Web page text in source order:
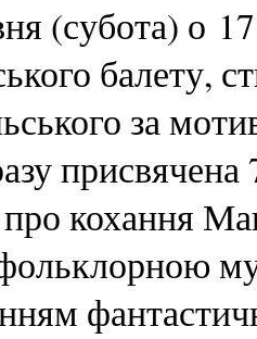
(субота) о
балету,
за
про кохання